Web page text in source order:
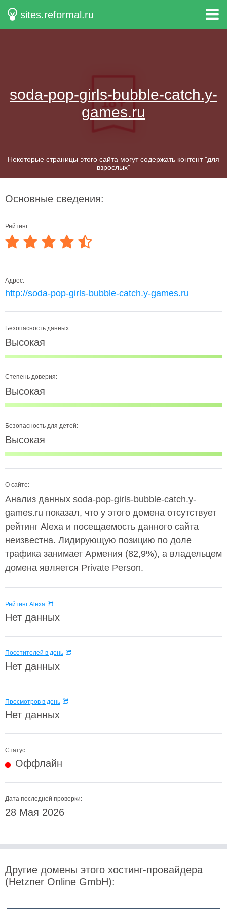
sites.reformal.ru
soda-pop-girls-bubble-catch.y-
games.ru
Некоторые страницы этого сайта могут содержать контент "для
взрослых"
Основные сведения:
Рейтинг:
Адрес:
http://soda-pop-girls-bubble-catch.y-games.ru
Безопасность данных:
Высокая
Степень доверия:
Высокая
Безопасность для детей:
Высокая
О сайте:
Анализ данных soda-pop-girls-bubble-catch.y-
games.ru показал, что у этого домена отсутствует
рейтинг Alexa и посещаемость данного сайта
неизвестна. Лидирующую позицию по доле
трафика занимает Армения (82,9%), а владельцем
домена является Private Person.
Рейтинг Alexa
Нет данных
Посетителей в день
Нет данных
Просмотров в день
Нет данных
Статус:
Оффлайн
Дата последней проверки:
28 Мая 2026
Другие домены этого хостинг-провайдера
(Hetzner Online GmbH):